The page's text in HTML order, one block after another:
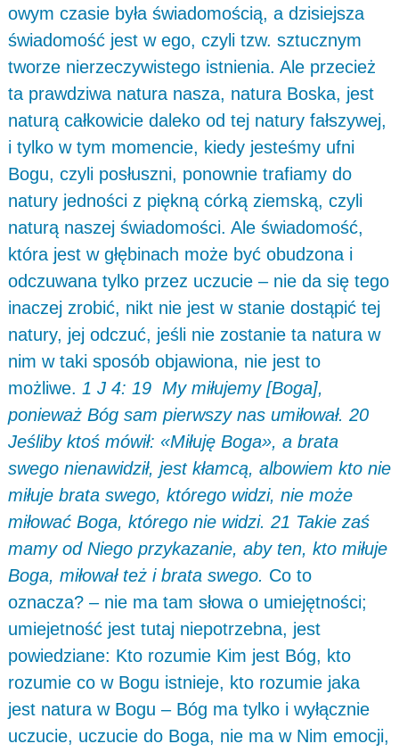
owym czasie była świadomością, a dzisiejsza
świadomość jest w ego, czyli tzw. sztucznym
tworze nierzeczywistego istnienia. Ale przecież
ta prawdziwa natura nasza, natura Boska, jest
naturą całkowicie daleko od tej natury fałszywej,
i tylko w tym momencie, kiedy jesteśmy ufni
Bogu, czyli posłuszni, ponownie trafiamy do
natury jedności z piękną córką ziemską, czyli
naturą naszej świadomości. Ale świadomość,
która jest w głębinach może być obudzona i
odczuwana tylko przez uczucie – nie da się tego
inaczej zrobić, nikt nie jest w stanie dostąpić tej
natury, jej odczuć, jeśli nie zostanie ta natura w
nim w taki sposób objawiona, nie jest to
możliwe. 1 J 4: 19 My miłujemy [Boga],
ponieważ Bóg sam pierwszy nas umiłował. 20
Jeśliby ktoś mówił: «Miłuję Boga», a brata
swego nienawidził, jest kłamcą, albowiem kto nie
miłuje brata swego, którego widzi, nie może
miłować Boga, którego nie widzi. 21 Takie zaś
mamy od Niego przykazanie, aby ten, kto miłuje
Boga, miłował też i brata swego. Co to
oznacza? – nie ma tam słowa o umiejętności;
umiejetność jest tutaj niepotrzebna, jest
powiedziane: Kto rozumie Kim jest Bóg, kto
rozumie co w Bogu istnieje, kto rozumie jaka
jest natura w Bogu – Bóg ma tylko i wyłącznie
uczucie, uczucie do Boga, nie ma w Nim emocji,